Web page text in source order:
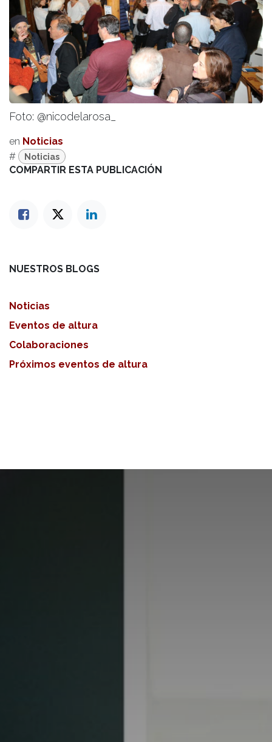
Foto: @nicodelarosa_
en Noticias
#
Noticias
COMPARTIR ESTA PUBLICACIÓN
NUESTROS BLOGS
Noticias
Eventos de altura
Colaboraciones
Próximos eventos de altura